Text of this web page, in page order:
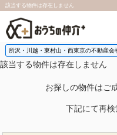
該当する物件は存在しません
所沢・川越・東村山・西東京の不動産会
該当する物件は存在しません
お探しの物件はご
下記にて再検